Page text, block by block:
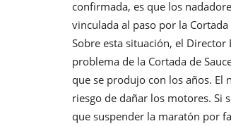
confirmada, es que los
vinculada al paso por la Cortada
Sobre esta situación, el
problema de la Cortada de
que se produjo con los años. El
riesgo de dañar los motores. Si
que suspender la maratón por